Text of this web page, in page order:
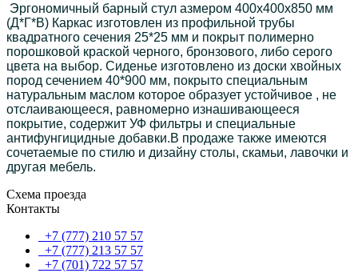
Эргономичный барный стул азмером 400х400х850 мм
(Д*Г*В) Каркас изготовлен из профильной трубы
квадратного сечения 25*25 мм и покрыт полимерно
порошковой краской черного, бронзового, либо серого
цвета на выбор. Сиденье изготовлено из доски хвойных
пород сечением 40*900 мм, покрыто специальным
натуральным маслом которое образует устойчивое , не
отслаивающееся, равномерно изнашивающееся
покрытие, содержит УФ фильтры и специальные
антифунгицидные добавки.В продаже также имеются
сочетаемые по стилю и дизайну столы, скамьи, лавочки и
другая мебель.
Схема проезда
Контакты
+7 (777) 210 57 57
+7 (777) 213 57 57
+7 (701) 722 57 57